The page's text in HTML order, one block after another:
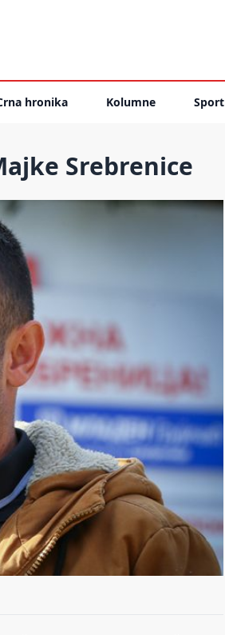
hronika Kolumne Sport
Srebrenice